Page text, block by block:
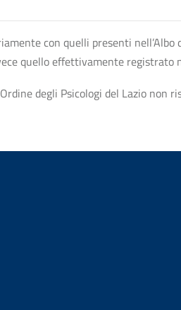
con quelli presenti nell’Albo
quello effettivamente registrato
degli Psicologi del Lazio non